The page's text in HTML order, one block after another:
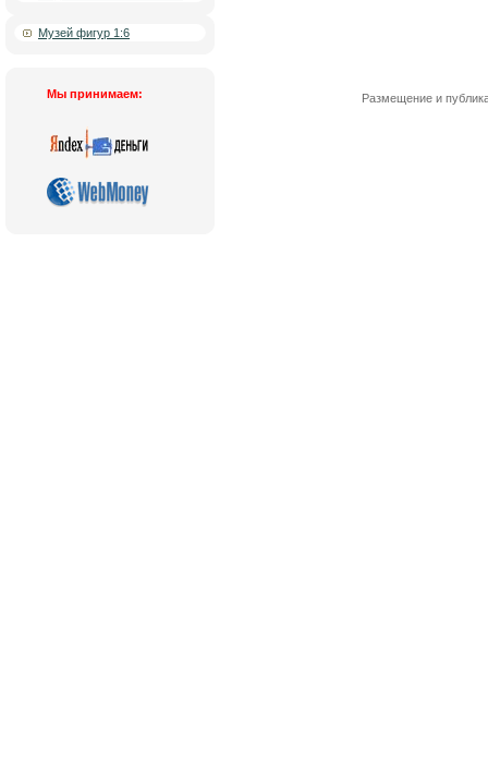
Музей фигур 1:6
Мы принимаем: Размещение и